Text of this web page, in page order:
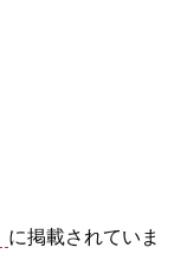
に掲載されていま